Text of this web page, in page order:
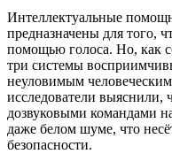
Интеллектуальные
предназначены для того,
помощью голоса. Но, как
три системы
неуловимым
исследователи
дозвуковыми командами
даже белом шуме, что
безопасности.